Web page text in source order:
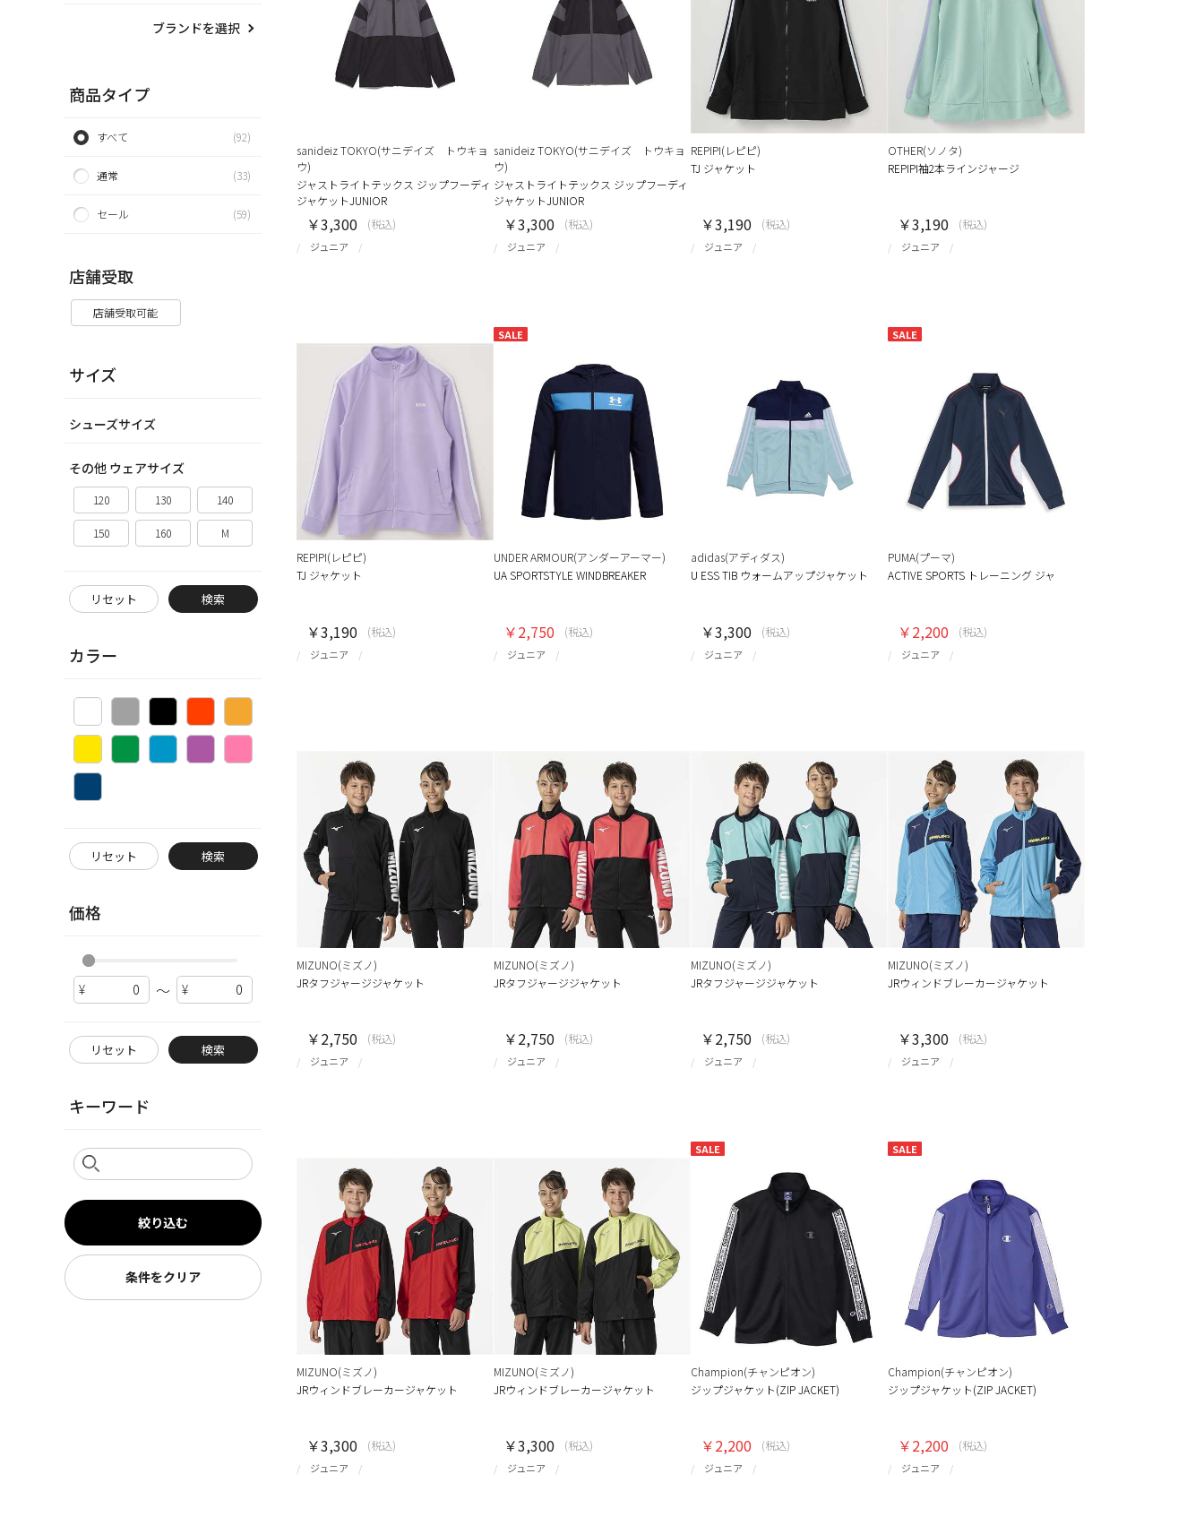
ブランドを選択
商品タイプ
すべて (92)
通常 (33)
セール (59)
店舗受取
店舗受取可能
サイズ
シューズサイズ
その他 ウェアサイズ
120 130 140
150 160 M
リセット 検索
カラー
リセット 検索
価格
～
リセット 検索
キーワード
絞り込む
条件をクリア
sanideiz TOKYO(サニデイズ トウキョ
ウ)
ジャストライトテックス ジップフーディ
ジャケットJUNIOR
ジュニア
￥3,300 (税込)
sanideiz TOKYO(サニデイズ トウキョ
ウ)
ジャストライトテックス ジップフーディ
ジャケットJUNIOR
ジュニア
￥3,300 (税込)
REPIPI(レピピ)
TJ ジャケット
ジュニア
￥3,190 (税込)
OTHER(ソノタ)
REPIPI袖2本ラインジャージ
ジュニア
￥3,190 (税込)
REPIPI(レピピ)
TJ ジャケット
ジュニア
￥3,190 (税込)
SALE
UNDER ARMOUR(アンダーアーマー)
UA SPORTSTYLE WINDBREAKER
ジュニア
￥2,750 (税込)
adidas(アディダス)
U ESS TIB ウォームアップジャケット
ジュニア
￥3,300 (税込)
SALE
PUMA(プーマ)
ACTIVE SPORTS トレーニング ジャ
ジュニア
￥2,200 (税込)
MIZUNO(ミズノ)
JRタフジャージジャケット
ジュニア
￥2,750 (税込)
MIZUNO(ミズノ)
JRタフジャージジャケット
ジュニア
￥2,750 (税込)
MIZUNO(ミズノ)
JRタフジャージジャケット
ジュニア
￥2,750 (税込)
MIZUNO(ミズノ)
JRウィンドブレーカージャケット
ジュニア
￥3,300 (税込)
MIZUNO(ミズノ)
JRウィンドブレーカージャケット
ジュニア
￥3,300 (税込)
MIZUNO(ミズノ)
JRウィンドブレーカージャケット
ジュニア
￥3,300 (税込)
SALE
Champion(チャンピオン)
ジップジャケット(ZIP JACKET)
ジュニア
￥2,200 (税込)
SALE
Champion(チャンピオン)
ジップジャケット(ZIP JACKET)
ジュニア
￥2,200 (税込)